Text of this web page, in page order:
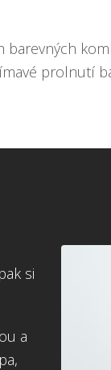
barevných
prolnutí
si
a